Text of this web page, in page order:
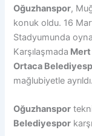
Oğuzhanspor,
konuk oldu. 16
Stadyumunda
Karşılaşmada
Ortaca
mağlubiyetle ayrıldı.
Oğuzhanspor
Belediyespor